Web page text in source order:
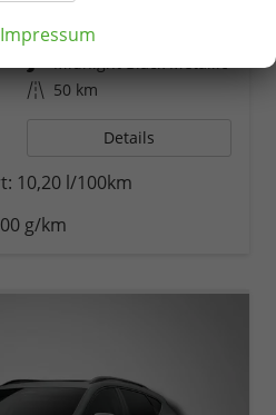
GetriebeAutomatik
Kilometerstand 50 km
Details
10,20 l/100km
g/km
Impressum